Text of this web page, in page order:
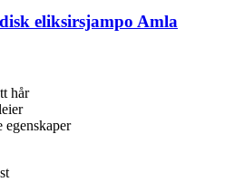
eliksirsjampo Amla
hår
egenskaper